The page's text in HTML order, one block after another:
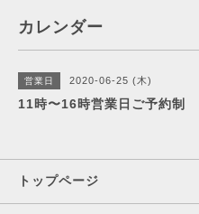
カレンダー
営業日 2020-06-25 (木)
11時〜16時営業日ご予約制
トップページ